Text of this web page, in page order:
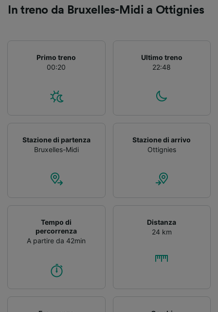
In treno da Bruxelles-Midi a Ottignies
Primo treno
00:20
Ultimo treno
22:48
Stazione di partenza
Bruxelles-Midi
Stazione di arrivo
Ottignies
Tempo di
percorrenza
A partire da 42min
Distanza
24 km
Utilizzare dati di geolocalizzazione precisi.
Archiviare informazioni su dispositivo e/o
personalizzati, misurazione delle prestazioni
dei contenuti e degli annunci, ricerche sul
Elenco dei partner (fornitori)